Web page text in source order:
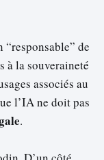
de
à la souveraineté
associés au
l’IA ne doit pas
.